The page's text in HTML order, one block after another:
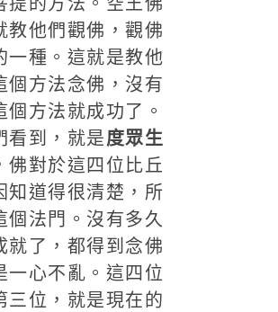
教他們觀佛，觀佛
一種。這就是教他
個方法念佛，沒有
個方法就成功了。
看到，就是度眾生
佛對於這四位比丘
知道得很清楚，所
個法門。沒有多久
就了，都得到念佛
一心不亂。這四位
三位，就是現在的